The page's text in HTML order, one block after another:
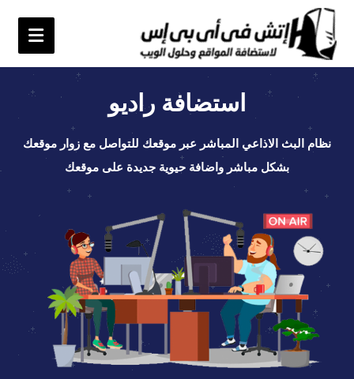
استضافة راديو
نظام البث الاذاعي المباشر عبر موقعك للتواصل مع زوار موقعك
بشكل مباشر واضافة حيوية جديدة على موقعك